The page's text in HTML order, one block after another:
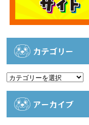
カテゴリー
カ
アーカイブ